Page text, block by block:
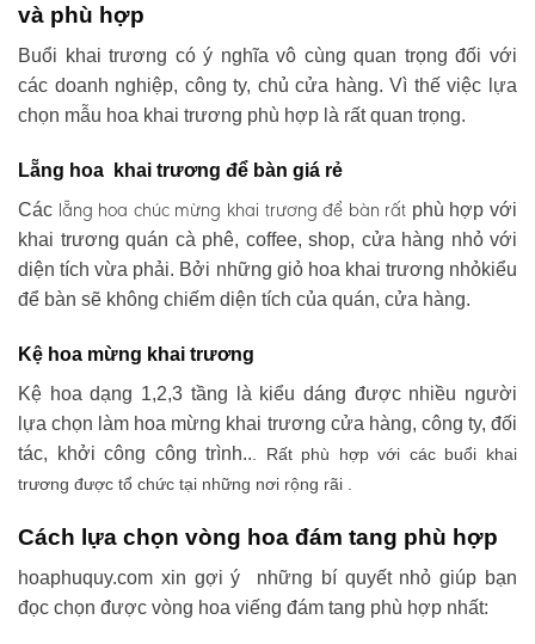
và phù hợp
Buổi khai trương có ý nghĩa vô cùng quan trọng đối với
các doanh nghiệp, công ty, chủ cửa hàng. Vì thế việc lựa
chọn mẫu hoa khai trương phù hợp là rất quan trọng.
Lẵng hoa khai trương để bàn giá rẻ
Các lẵng hoa chúc mừng khai trương để bàn rất phù hợp với
khai trương quán cà phê, coffee, shop, cửa hàng nhỏ với
diện tích vừa phải. Bởi những giỏ hoa khai trương nhỏkiểu
để bàn sẽ không chiếm diện tích của quán, cửa hàng.
Kệ hoa mừng khai trương
Kệ hoa dạng 1,2,3 tầng là kiểu dáng được nhiều người
lựa chọn làm hoa mừng khai trương cửa hàng, công ty, đối
tác, khởi công công trình.. . Rất phù hợp với các buổi khai
trương được tổ chức tại những nơi rộng rãi .
Cách lựa chọn vòng hoa đám tang phù hợp
hoaphuquy.com xin gợi ý những bí quyết nhỏ giúp bạn
đọc chọn được vòng hoa viếng đám tang phù hợp nhất: